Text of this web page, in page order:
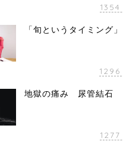
1354
「旬というタイミング」
1296
地獄の痛み 尿管結石
1277